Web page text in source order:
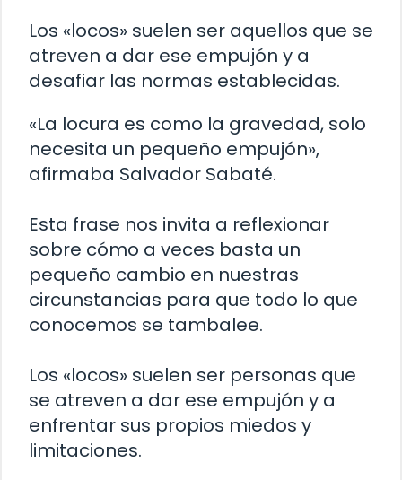
Los «locos» suelen ser aquellos que se
atreven a dar ese empujón y a
desafiar las normas establecidas.
«La locura es como la gravedad, solo
necesita un pequeño empujón»,
afirmaba Salvador Sabaté.
Esta frase nos invita a reflexionar
sobre cómo a veces basta un
pequeño cambio en nuestras
circunstancias para que todo lo que
conocemos se tambalee.
Los «locos» suelen ser personas que
se atreven a dar ese empujón y a
enfrentar sus propios miedos y
limitaciones.